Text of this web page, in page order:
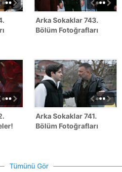
Arka Sokaklar 743.
Bölüm Fotoğrafları
Arka Sokaklar 741.
Bölüm Fotoğrafları
Tümünü Gör